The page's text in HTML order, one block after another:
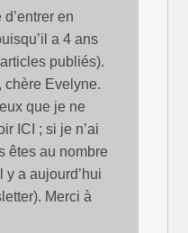
en
a 4 ans
publiés).
chère Evelyne.
que je ne
ICI ; si je n’ai
êtes au nombre
y a aujourd’hui
Merci à